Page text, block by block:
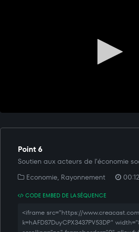
Point 6
Soutien aux acteurs de l'économie
Economie, Rayonnement
CODE EMBED DE LA SÉQUENCE
<iframe src="https://
k=hAFDS7DuyCPX3437PV53DP"